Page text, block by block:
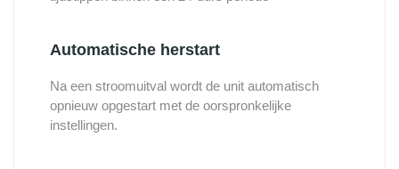
Automatische herstart
Na een stroomuitval wordt de unit automatisch
opnieuw opgestart met de oorspronkelijke
instellingen.